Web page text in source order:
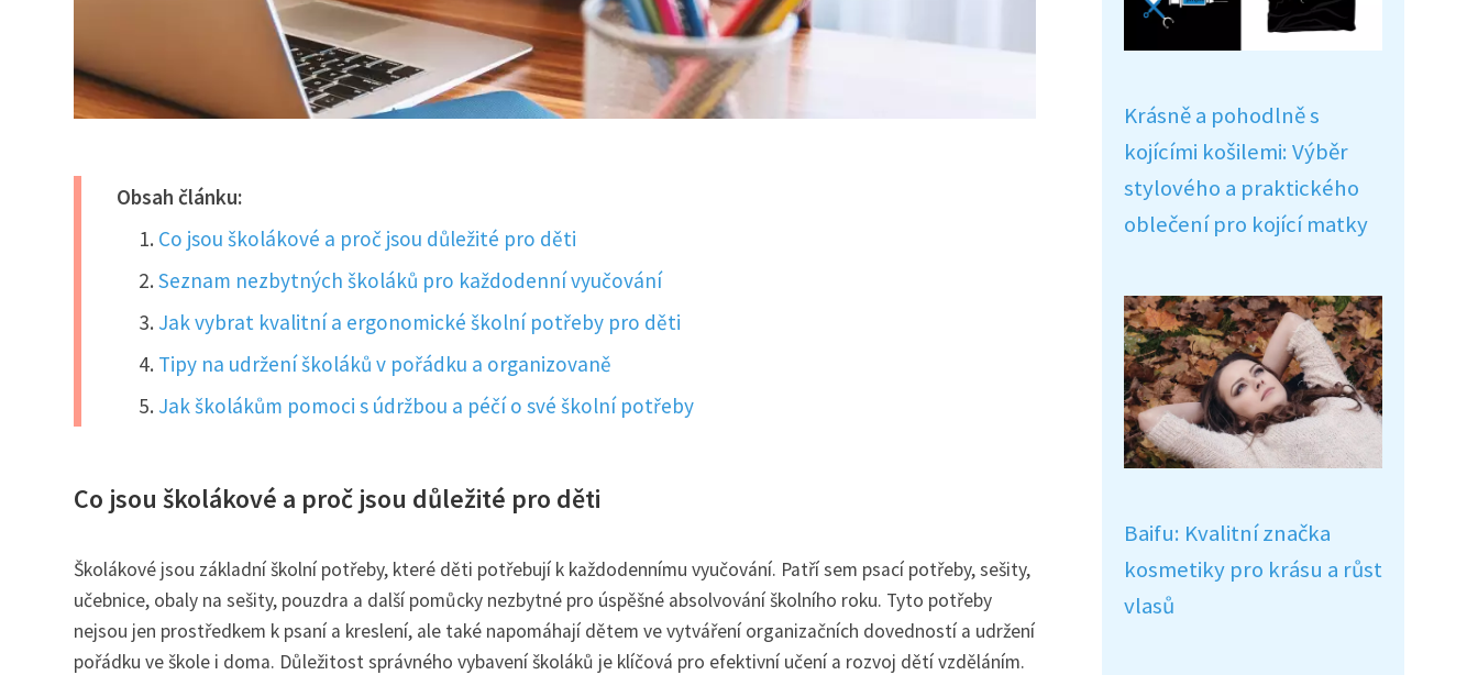
Obsah článku:
Co jsou školákové a proč jsou důležité pro děti
Seznam nezbytných školáků pro každodenní vyučování
Jak vybrat kvalitní a ergonomické školní potřeby pro děti
Tipy na udržení školáků v pořádku a organizovaně
Jak školákům pomoci s údržbou a péčí o své školní potřeby
Co jsou školákové a proč jsou důležité pro děti
Školákové jsou základní školní potřeby, které děti potřebují k každodennímu vyučování. Patří sem psací potřeby, sešity,
učebnice, obaly na sešity, pouzdra a další pomůcky nezbytné pro úspěšné absolvování školního roku. Tyto potřeby
nejsou jen prostředkem k psaní a kreslení, ale také napomáhají dětem ve vytváření organizačních dovedností a udržení
pořádku ve škole i doma. Důležitost správného vybavení školáků je klíčová pro efektivní učení a rozvoj dětí vzděláním.
Krásně a pohodlně s
kojícími košilemi: Výběr
stylového a praktického
oblečení pro kojící matky
Baifu: Kvalitní značka
kosmetiky pro krásu a růst
vlasů